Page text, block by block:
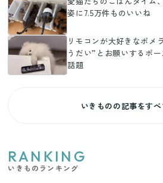
姿に7.5万件ものいいね
リモコンが大好きなポメ
うだい”とお願いするポ
話題
いきものの記事をすべ
RANKING
いきものランキング